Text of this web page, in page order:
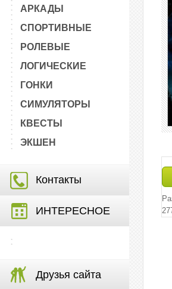
АРКАДЫ
СПОРТИВНЫЕ
РОЛЕВЫЕ
ЛОГИЧЕСКИЕ
ГОНКИ
СИМУЛЯТОРЫ
КВЕСТЫ
ЭКШЕН
Контакты
ИНТЕРЕСНОЕ
Друзья сайта